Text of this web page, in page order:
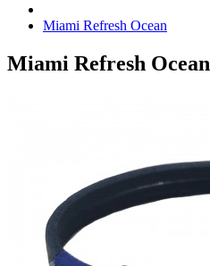
Miami Refresh Ocean
Miami Refresh Ocean